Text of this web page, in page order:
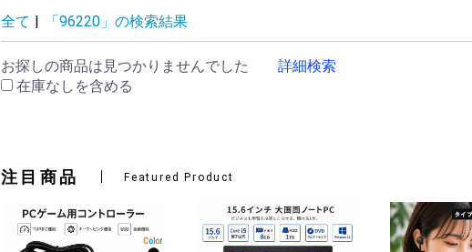
全て | 「96220」の検索結果
お探しの商品は見つかりませんでした
詳細検索
在庫なしを含める
注目商品 Featured Product